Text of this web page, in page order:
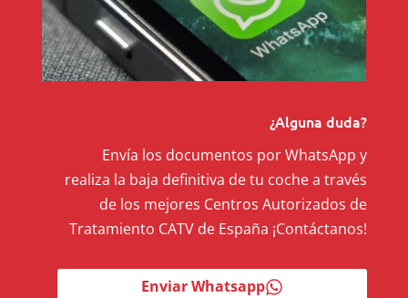
¿Alguna duda?
Envía los documentos por WhatsApp y
realiza la baja definitiva de tu coche a través
de los mejores Centros Autorizados de
Tratamiento CATV de España ¡Contáctanos!
Enviar Whatsapp